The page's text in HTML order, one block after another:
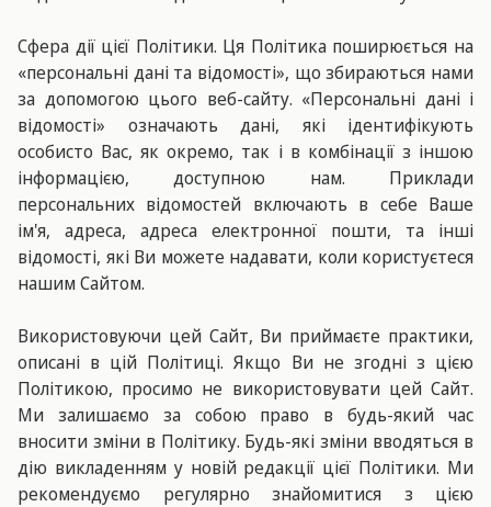
Сфера дії цієї Політики. Ця Політика поширюється на
«персональні дані та відомості», що збираються нами
за допомогою цього веб-сайту. «Персональні дані і
відомості» означають дані, які ідентифікують
особисто Вас, як окремо, так і в комбінації з іншою
інформацією, доступною нам. Приклади
персональних відомостей включають в себе Ваше
ім'я, адреса, адреса електронної пошти, та інші
відомості, які Ви можете надавати, коли користуєтеся
нашим Сайтом.
Використовуючи цей Сайт, Ви приймаєте практики,
описані в цій Політиці. Якщо Ви не згодні з цією
Політикою, просимо не використовувати цей Сайт.
Ми залишаємо за собою право в будь-який час
вносити зміни в Політику. Будь-які зміни вводяться в
дію викладенням у новій редакції цієї Політики. Ми
рекомендуємо регулярно знайомитися з цією